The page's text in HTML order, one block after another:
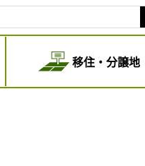
移住・分譲地